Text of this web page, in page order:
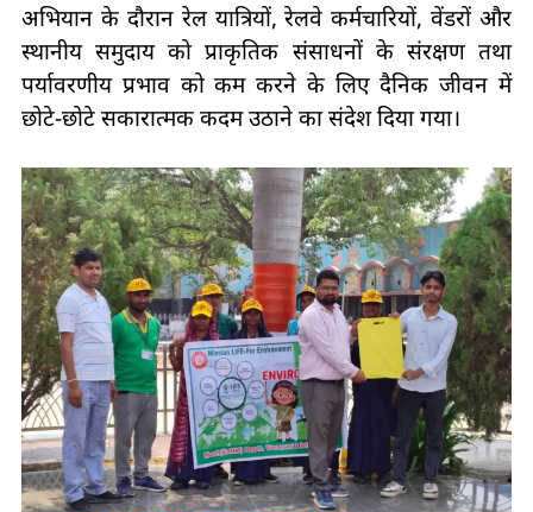
अभियान के दौरान रेल यात्रियों, रेलवे कर्मचारियों, वेंडरों और
स्थानीय समुदाय को प्राकृतिक संसाधनों के संरक्षण तथा
पर्यावरणीय प्रभाव को कम करने के लिए दैनिक जीवन में
छोटे-छोटे सकारात्मक कदम उठाने का संदेश दिया गया।